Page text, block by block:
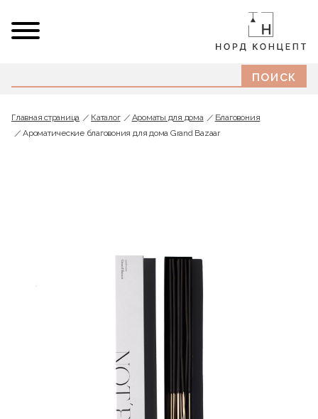
Главная страница Каталог Ароматы для дома
Благовония
Ароматические благовония для дома Grand Bazaar